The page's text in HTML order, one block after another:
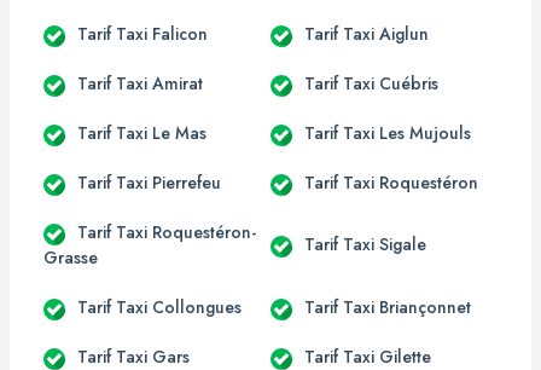
Tarif Taxi Falicon Tarif Taxi Aiglun
Tarif Taxi Amirat Tarif Taxi Cuébris
Tarif Taxi Le Mas Tarif Taxi Les Mujouls
Tarif Taxi Pierrefeu Tarif Taxi Roquestéron
Tarif Taxi Roquestéron-
Grasse
Tarif Taxi Sigale
Tarif Taxi Collongues Tarif Taxi Briançonnet
Tarif Taxi Gars Tarif Taxi Gilette